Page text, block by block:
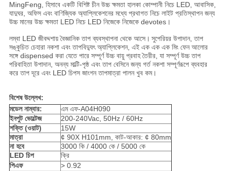
MingFeng, হিসাবে একটি বিশিষ্ট চীন উচ্চ ক্ষমতা হালকা কোম্পানী নিচে LED, আবাসিক,
যাদুঘর, অফিস এবং বাণিজ্যিক অ্যাপ্লিকেশনের মধ্যে প্রথাগত নিচে লাইট প্রতিস্থাপন জন্য
উচ্চ মানের উচ্চ ক্ষমতা LED নিচে LED নিজেকে নিজেকে devotes।
লম্বা LED জীবদ্দশায় বৈজ্ঞানিক তাপ ব্যবস্থাপনা থেকে আসে। সুপেরিয়র উপাদান, তাপ
সঙ্কুচিত চেহারা নকশা এবং তাপবিদ্যুৎ অ্যাপ্লিকেশন, এই এক এক এক মিং ফেন আলোর
সঙ্গে dispensed করা যেতে পারে সম্পূর্ণ উচ্চ বায়ু প্রবাহ তৈরীর, যা সম্পূর্ণ উচ্চ তাপ
পরিবাহিতা উপাদান, অনন্য মাল্টি-পৃষ্ঠ এবং তাপ বেসিনে জন্য গর্ত নকশা সম্পূর্ণরূপে ব্যবহার
করে তাপ দূরে এবং LED চিপস জাংশন তাপমাত্রা পালন খুব কম।
বিশেষ উল্লেখ:
মডেল নাম্বার:
এম এফ-A04H090
ইনপুট ভোল্টেজ
200-240Vac, 50Hz / 60Hz
শক্তি (ওয়াট)
15W
মাত্রা
¢ 90X H101mm, কাট-আকার: ¢ 80mm
না হবে
3000 কি / 4000 কে / 5000 কে
LED চিপ
ক্রি
পিএফ
> 0.92